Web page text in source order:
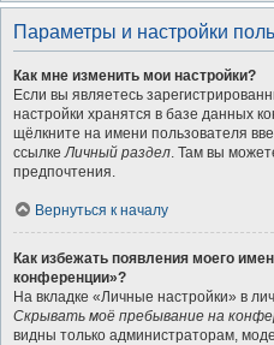
Параметры и настройки
Как мне изменить мои настройки?
Если вы являетесь
настройки хранятся в базе данных
щёлкните на имени пользователя
ссылкеЛичный раздел. Там вы
предпочтения.
Вернуться к началу
Как избежать появления моего
конференции»?
На вкладке «Личные настройки» в
Скрывать моё пребывание на
видны только администраторам,